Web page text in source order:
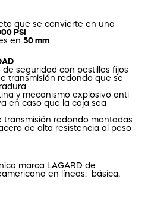
que se convierte en una
PSI
en50 mm
de seguridad con pestillos fijos
transmisión redondo que se
y mecanismo explosivo anti
en caso que la caja sea
transmisión redondo montadas
de alta resistencia al peso
marca LAGARD de
en líneas: básica,